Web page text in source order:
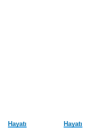
Hayatı Hayatı